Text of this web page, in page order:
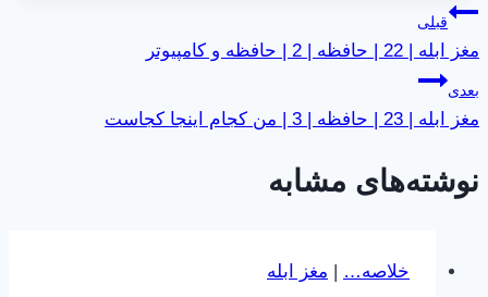
راهبری
نوشته
قبلی
مغز ابله | 22 | حافظه | 2 | حافظه و کامپیوتر
بعدی
مغز ابله | 23 | حافظه | 3 | من کجام اینجا کجاست
نوشته‌های مشابه
خلاصه… | مغز ابله